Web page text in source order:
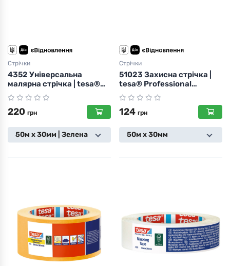
Стрічки
4352 Універсальна
малярна стрічка | tesa®
Allround Mask
220 грн
50м х 30мм | Зелена
Стрічки
51023 Захисна стрічка |
tesa® Professional
Masking Tape
124 грн
50м х 30мм